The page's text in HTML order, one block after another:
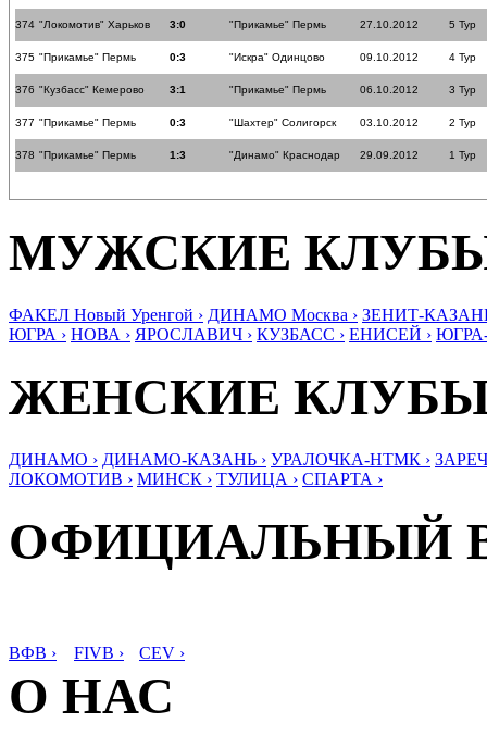
374 "Локомотив" Харьков 3:0 "Прикамье" Пермь 27.10.2012 5 Тур
375 "Прикамье" Пермь 0:3 "Искра" Одинцово 09.10.2012 4 Тур
376 "Кузбасс" Кемерово 3:1 "Прикамье" Пермь 06.10.2012 3 Тур
377 "Прикамье" Пермь 0:3 "Шахтер" Солигорск 03.10.2012 2 Тур
378 "Прикамье" Пермь 1:3 "Динамо" Краснодар 29.09.2012 1 Тур
МУЖСКИЕ
ФАКЕЛ Новый Уренгой › ДИНАМО Москва › ЗЕНИТ-
ЮГРА › НОВА › ЯРОСЛАВИЧ › КУЗБАСС › ЕНИСЕЙ ›
ЖЕНСКИЕ
ДИНАМО › ДИНАМО-КАЗАНЬ › УРАЛОЧКА-НТМК ›
ЛОКОМОТИВ › МИНСК › ТУЛИЦА › СПАРТА ›
ОФИЦИАЛЬНЫЙ
ВФВ › FIVB › CEV ›
О НАС